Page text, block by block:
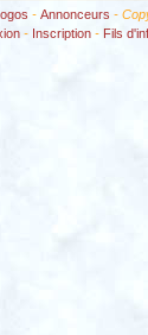
- Annonceurs -
- Inscription - Fils